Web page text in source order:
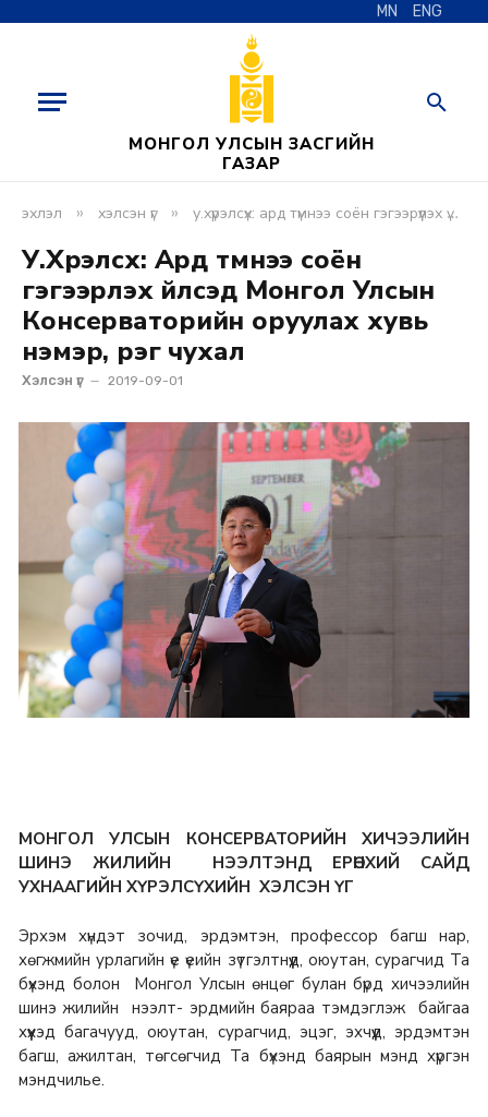
MN ENG
МОНГОЛ УЛСЫН ЗАСГИЙН
ГАЗАР
эхлэл » хэлсэн үг » у.хүрэлсүх: ард түмнээ соён гэгээрүүлэх үйлсэд монгол улсын консерваторийн оруулах хувь нэмэр, үүрэг чухал
У.Хүрэлсүх: Ард түмнээ соён
гэгээрүүлэх үйлсэд Монгол Улсын
Консерваторийн оруулах хувь
нэмэр, үүрэг чухал
Хэлсэн үг 2019-09-01
МОНГОЛ УЛСЫН КОНСЕРВАТОРИЙН ХИЧЭЭЛИЙН
ШИНЭ ЖИЛИЙН НЭЭЛТЭНД ЕРӨНХИЙ САЙД
УХНААГИЙН ХҮРЭЛСҮХИЙН ХЭЛСЭН ҮГ
Эрхэм хүндэт зочид, эрдэмтэн, профессор багш нар,
хөгжмийн урлагийн үе үеийн зүтгэлтнүүд, оюутан, сурагчид Та
бүхэнд болон Монгол Улсын өнцөг булан бүрд хичээлийн
шинэ жилийн нээлт- эрдмийн баяраа тэмдэглэж байгаа
хүүхэд багачууд, оюутан, сурагчид, эцэг, эхчүүд, эрдэмтэн
багш, ажилтан, төгсөгчид Та бүхэнд баярын мэнд хүргэн
мэндчилье.